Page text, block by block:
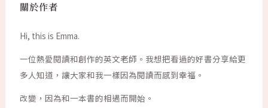
關於作者
Hi, this is Emma.
一位熱愛閱讀和創作的英文老師。我想把看過的好書分享給更
多人知道，讓大家和我一樣因為閱讀而感到幸福。
改變，因為和一本書的相遇而開始。